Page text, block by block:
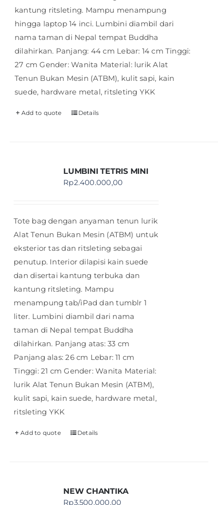
kantung ritsleting. Mampu menampung
hingga laptop 14 inci. Lumbini diambil dari
nama taman di Nepal tempat Buddha
dilahirkan. Panjang: 44 cm Lebar: 14 cm Tinggi:
27 cm Gender: Wanita Material: lurik Alat
Tenun Bukan Mesin (ATBM), kulit sapi, kain
suede, hardware metal, ritsleting YKK
Add to quote Details
LUMBINI TETRIS MINI
Rp2.400.000,00
Tote bag dengan anyaman tenun lurik
Alat Tenun Bukan Mesin (ATBM) untuk
eksterior tas dan ritsleting sebagai
penutup. Interior dilapisi kain suede
dan disertai kantung terbuka dan
kantung ritsleting. Mampu
menampung tab/iPad dan tumblr 1
liter. Lumbini diambil dari nama
taman di Nepal tempat Buddha
dilahirkan. Panjang atas: 33 cm
Panjang alas: 26 cm Lebar: 11 cm
Tinggi: 21 cm Gender: Wanita Material:
lurik Alat Tenun Bukan Mesin (ATBM),
kulit sapi, kain suede, hardware metal,
ritsleting YKK
Add to quote Details
NEW CHANTIKA
Rp3.500.000,00